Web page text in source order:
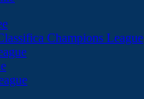
Champions League